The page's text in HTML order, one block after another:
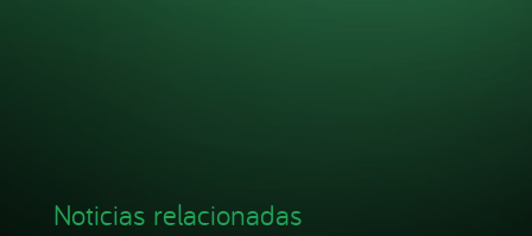
Noticias relacionadas